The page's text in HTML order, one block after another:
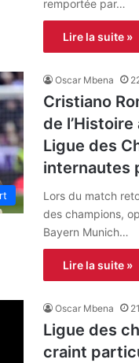
remportée par…
Lire la suite »
Oscar Mbena
Cristiano
de
Ligue des
internautes
Lors du match
des champions,
Bayern Munich…
Lire la suite »
Oscar Mbena
Ligue des
craint